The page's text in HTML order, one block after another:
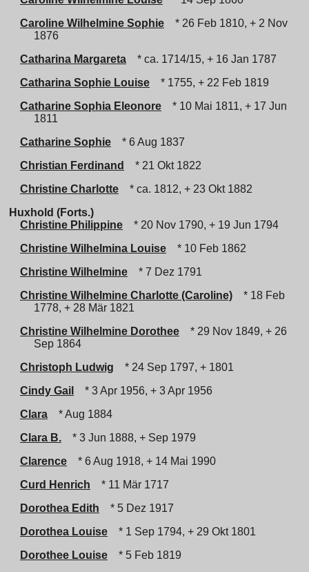
Caroline Wilhelmine Sophie
* 26 Feb 1810, + 2 Nov
1876
Catharina Margareta
* ca. 1714/15, + 16 Jan 1787
Catharina Sophie Louise
* 1755, + 22 Feb 1819
Catharine Sophia Eleonore
* 10 Mai 1811, + 17 Jun
1811
Catharine Sophie
* 6 Aug 1837
Christian Ferdinand
* 21 Okt 1822
Christine Charlotte
* ca. 1812, + 23 Okt 1882
Huxhold (Forts.)
Christine Philippine
* 20 Nov 1790, + 19 Jun 1794
Christine Wilhelmina Louise
* 10 Feb 1862
Christine Wilhelmine
* 7 Dez 1791
Christine Wilhelmine Charlotte (Caroline)
* 18 Feb
1778, + 28 Mär 1821
Christine Wilhelmine Dorothee
* 29 Nov 1849, + 26
Sep 1864
Christoph Ludwig
* 24 Sep 1797, + 1801
Cindy Gail
* 3 Apr 1956, + 3 Apr 1956
Clara
* Aug 1884
Clara B.
* 3 Jun 1888, + Sep 1979
Clarence
* 6 Aug 1918, + 14 Mai 1990
Curd Henrich
* 11 Mär 1717
Dorothea Edith
* 5 Dez 1917
Dorothea Louise
* 1 Sep 1794, + 29 Okt 1801
Dorothee Louise
* 5 Feb 1819